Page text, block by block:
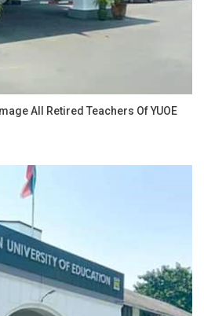
All Retired Teachers Of YUOE